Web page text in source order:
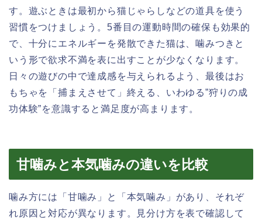
す。遊ぶときは最初から猫じゃらしなどの道具を使う
習慣をつけましょう。5番目の運動時間の確保も効果的
で、十分にエネルギーを発散できた猫は、噛みつきと
いう形で欲求不満を表に出すことが少なくなります。
日々の遊びの中で達成感を与えられるよう、最後はお
もちゃを「捕まえさせて」終える、いわゆる”狩りの成
功体験”を意識すると満足度が高まります。
甘噛みと本気噛みの違いを比較
噛み方には「甘噛み」と「本気噛み」があり、それぞ
れ原因と対応が異なります。見分け方を表で確認して